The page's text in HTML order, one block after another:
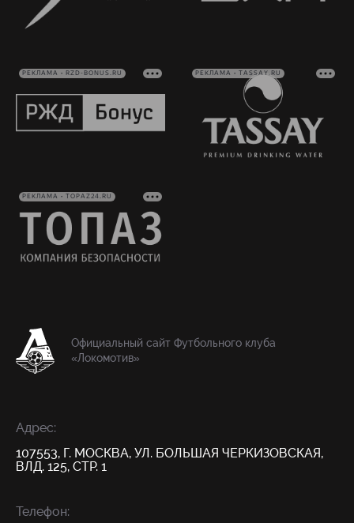
РЕКЛАМА • RZD-BONUS.RU РЕКЛАМА • TASSAY.RU
РЕКЛАМА • TOPAZ24.RU
Официальный сайт Футбольного клуба
«Локомотив»
Адрес:
107553, Г. МОСКВА, УЛ. БОЛЬШАЯ ЧЕРКИЗОВСКАЯ,
ВЛД. 125, СТР. 1
Телефон: